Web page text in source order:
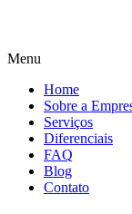
Menu
Home
Sobre a
Serviços
Diferenciais
FAQ
Blog
Contato